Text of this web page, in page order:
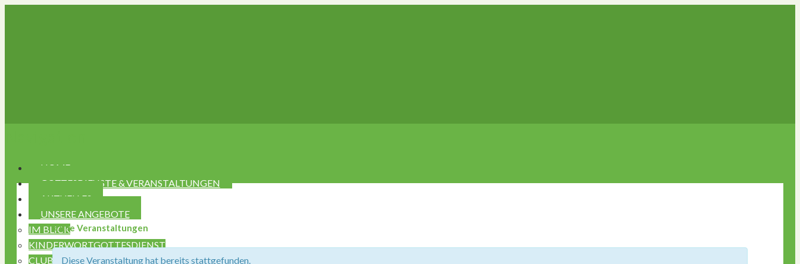
HOME
GOTTESDIENSTE & VERANSTALTUNGEN
AKTUELLES
UNSERE ANGEBOTE
IM BLICK
KINDERWORTGOTTESDIENST
CLUB CAFÉ ST. HEMMA
« Alle Veranstaltungen
Diese Veranstaltung hat bereits stattgefunden.